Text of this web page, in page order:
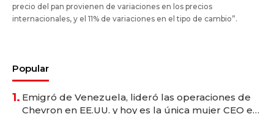
precio del pan provienen de variaciones en los precios
internacionales, y el 11% de variaciones en el tipo de cambio”.
Popular
1. Emigró de Venezuela, lideró las operaciones de
Chevron en EE.UU. y hoy es la única mujer CEO en